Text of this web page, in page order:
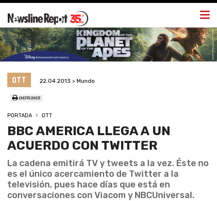
OTT 22.04.2013 > Mundo
IMPRIMIR
PORTADA OTT
BBC AMERICA LLEGA A UN
ACUERDO CON TWITTER
La cadena emitirá TV y tweets a la vez. Éste no
es el único acercamiento de Twitter a la
televisión, pues hace días que está en
conversaciones con Viacom y NBCUniversal.